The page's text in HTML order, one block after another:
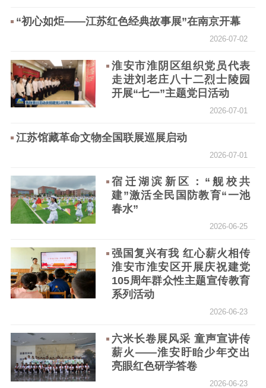
“初心如炬——江苏红色经典故事展”在南京开幕
2026-07-02
淮安市淮阴区组织党员代表
走进刘老庄八十二烈士陵园
开展“七一”主题党日活动
2026-07-01
江苏馆藏革命文物全国联展巡展启动
2026-07-01
宿迁湖滨新区：“舰校共
建”激活全民国防教育“一池
春水”
2026-06-25
强国复兴有我 红心薪火相传
淮安市淮安区开展庆祝建党
105周年群众性主题宣传教育
系列活动
2026-06-23
六米长卷展风采 童声宣讲传
薪火——淮安盱眙少年交出
亮眼红色研学答卷
2026-06-23